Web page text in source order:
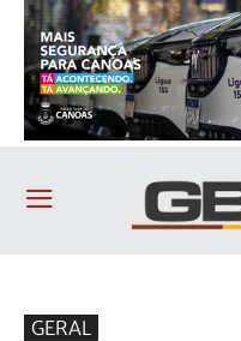
GERAL